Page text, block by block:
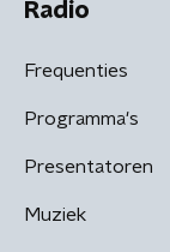
Radio
Frequenties
Programma's
Presentatoren
Muziek